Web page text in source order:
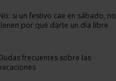
si un festivo cae en sábado, no
por qué darte un día libre
frecuentes sobre las